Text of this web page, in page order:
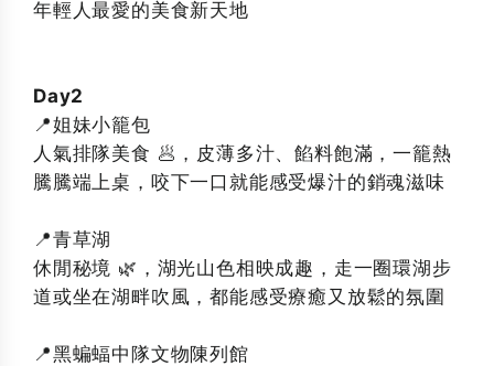
年輕人最愛的美食新天地
Day2
📍姐妹小籠包
人氣排隊美食 🥟，皮薄多汁、餡料飽滿，一籠熱
騰騰端上桌，咬下一口就能感受爆汁的銷魂滋味
📍青草湖
休閒秘境 🌿，湖光山色相映成趣，走一圈環湖步
道或坐在湖畔吹風，都能感受療癒又放鬆的氛圍
📍黑蝙蝠中隊文物陳列館